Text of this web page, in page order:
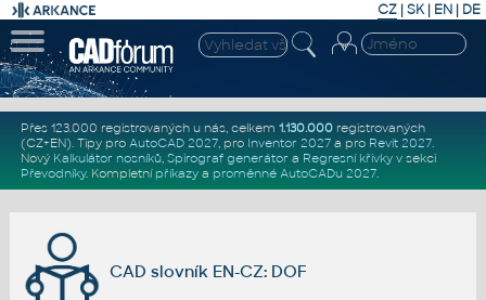
CZ | SK| EN | DE
Přes 123.000 registrovaných u nás, celkem 1.130.000registrovaných
(CZ+EN). Tipy pro AutoCAD 2027, pro Inventor 2027a pro Revit 2027.
Nový Kalkulátor nosníků, Spirograf generátor a Regresní křivkyv sekci
Převodníky. Kompletní příkazya proměnné AutoCADu 2027.
CAD slovník EN-CZ: DOF